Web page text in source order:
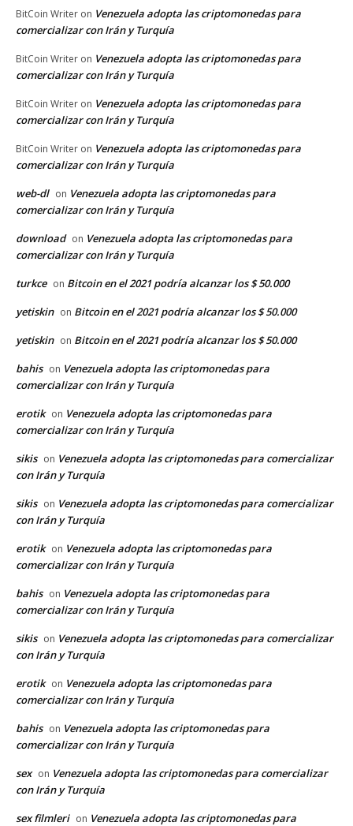
BitCoin Writer on Venezuela adopta las criptomonedas para
comercializar con Irán y Turquía
BitCoin Writer on Venezuela adopta las criptomonedas para
comercializar con Irán y Turquía
BitCoin Writer on Venezuela adopta las criptomonedas para
comercializar con Irán y Turquía
BitCoin Writer on Venezuela adopta las criptomonedas para
comercializar con Irán y Turquía
web-dl on Venezuela adopta las criptomonedas para
comercializar con Irán y Turquía
download on Venezuela adopta las criptomonedas para
comercializar con Irán y Turquía
turkce on Bitcoin en el 2021 podría alcanzar los $ 50.000
yetiskin on Bitcoin en el 2021 podría alcanzar los $ 50.000
yetiskin on Bitcoin en el 2021 podría alcanzar los $ 50.000
bahis on Venezuela adopta las criptomonedas para
comercializar con Irán y Turquía
erotik on Venezuela adopta las criptomonedas para
comercializar con Irán y Turquía
sikis on Venezuela adopta las criptomonedas para comercializar
con Irán y Turquía
sikis on Venezuela adopta las criptomonedas para comercializar
con Irán y Turquía
erotik on Venezuela adopta las criptomonedas para
comercializar con Irán y Turquía
bahis on Venezuela adopta las criptomonedas para
comercializar con Irán y Turquía
sikis on Venezuela adopta las criptomonedas para comercializar
con Irán y Turquía
erotik on Venezuela adopta las criptomonedas para
comercializar con Irán y Turquía
bahis on Venezuela adopta las criptomonedas para
comercializar con Irán y Turquía
sex on Venezuela adopta las criptomonedas para comercializar
con Irán y Turquía
sex filmleri on Venezuela adopta las criptomonedas para